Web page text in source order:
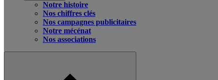
Notre histoire
Nos chiffres clés
Nos campagnes publicitaires
Notre mécénat
Nos associations